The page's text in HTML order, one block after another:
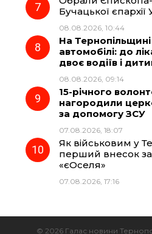
Бучацької
08.08.2026, 10:44
На Тернопільщині
автомобілі: до
двоє водіїв і
08.08.2026, 09:14
15-річного
нагородили
за допомогу ЗСУ
07.08.2026, 18:07
Як військовим у
перший внесок за
«єОселя»
07.08.2026, 17:16
© 2026 Галас новини